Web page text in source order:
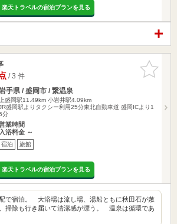
楽天トラベルの宿泊プランを見る
お気に入
りに追加
/ 3 件
手県 / 盛岡市 / 繋温泉
上盛岡駅11.49km 小岩井駅4.09km
盛岡駅よりタクシー利用25分東北自動車道 盛岡ICより1
分
業時間
入浴料金 ～
宿泊 旅館
楽天トラベルの宿泊プランを見る
で宿泊。 大浴場は流し場、湯船ともに秋田石が敷
掃除も行き届いて清潔感が漂う。 温泉は循環であ